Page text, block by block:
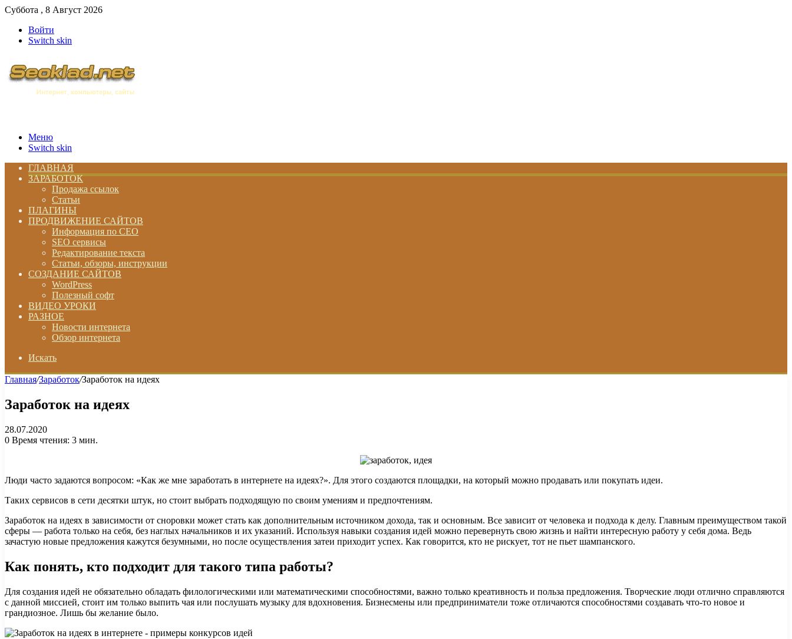
Суббота , 8 Август 2026
Войти
Switch skin
Меню
Switch skin
ГЛАВНАЯ
ЗАРАБОТОК
Продажа ссылок
Статьи
ПЛАГИНЫ
ПРОДВИЖЕНИЕ САЙТОВ
Информация по СЕО
SEO сервисы
Редактирование текста
Статьи, обзоры, инструкции
СОЗДАНИЕ САЙТОВ
WordPress
Полезный софт
ВИДЕО УРОКИ
РАЗНОЕ
Новости интернета
Обзор интернета
Искать
Главная/Заработок/Заработок на идеях
Заработок на идеях
28.07.2020
0 Время чтения: 3 мин.
Люди часто задаются вопросом: «Как же мне заработать в интернете на идеях?». Для этого создаются площадки, на который можно продавать или покупать идеи.
Таких сервисов в сети десятки штук, но стоит выбрать подходящую по своим умениям и предпочтениям.
Заработок на идеях в зависимости от сноровки может стать как дополнительным источником дохода, так и основным. Все зависит от человека и подхода к делу. Главным преимуществом такой
сферы — работа только на себя, без наглых начальников и их указаний. Используя навыки создания идей можно перевернуть свою жизнь и найти интересную работу у себя дома. Ведь
зачастую новые предложения кажутся безумными, но после осуществления затеи приходит успех. Как говорится, кто не рискует, тот не пьет шампанского.
Как понять, кто подходит для такого типа работы?
Для создания идей не обязательно обладать филологическими или математическими способностями, важно только креативность и польза предложения. Творческие люди отлично справляются
с данной миссией, стоит им только выпить чая или послушать музыку для вдохновения. Бизнесмены или предприниматели тоже отличаются способностями создавать что-то новое и
грандиозное. Лишь бы желание было.